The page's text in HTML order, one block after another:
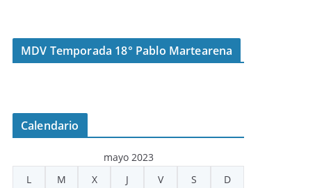
MDV Temporada 18° Pablo Martearena
Calendario
mayo 2023
L
M X J V S D